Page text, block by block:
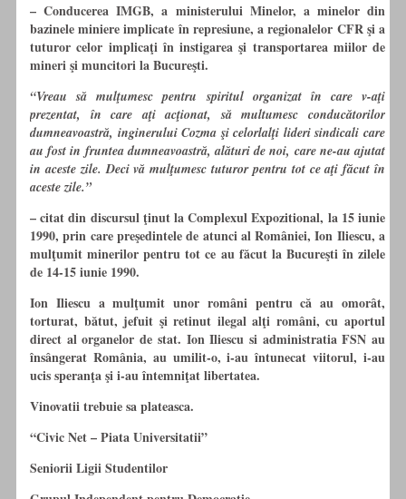
– Conducerea IMGB, a ministerului Minelor, a minelor din
bazinele miniere implicate înrepresiune, a regionalelor CFR şi a
tuturor celor implicaţi îninstigarea şi transportarea miilor de
mineri şi muncitori la Bucureşti.
“Vreau să mulţumesc pentru spiritul organizat în care v-aţi
prezentat, în care aţi acţionat, să multumesc conducătorilor
dumneavoastră, inginerului Cozma şi celorlalţi lideri sindicali care
au fost in fruntea dumneavoastră, alături de noi, care ne-au ajutat
in aceste zile. Deci vă mulţumesc tuturor pentru tot ce aţi făcut în
aceste zile.”
– citat din discursul ţinut la Complexul Expozitional, la 15 iunie
1990, prin care preşedintele de atunci al României, Ion Iliescu, a
mulţumit minerilor pentru tot ce au făcut la Bucureşti înzilele
de 14-15 iunie 1990.
Ion Iliescu a mulţumit unor români pentru că au omorât,
torturat, bătut, jefuit şi retinut ilegal alţi români,cu aportul
direct al organelor de stat. Ion Iliescu si administratia FSN au
însângerat România, au umilit-o, i-au întunecat viitorul, i-au
ucis speranţa şi i-au întemniţat libertatea.
Vinovatii trebuie sa plateasca.
“Civic Net – Piata Universitatii”
Seniorii Ligii Studentilor